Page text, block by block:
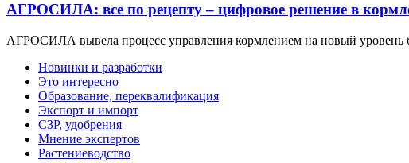
АГРОСИЛА: все по рецепту – цифровое решение в
АГРОСИЛА вывела процесс управления кормлением на новый уровень
Новинки и разработки
Это интересно
Образование, переквалификация
Экспорт и импорт
СЗР, удобрения
Мнение экспертов
Растениеводство